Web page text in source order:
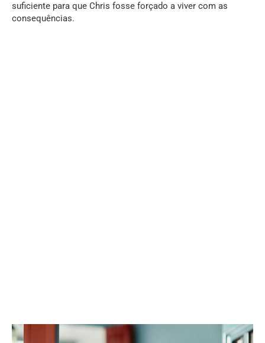
suficiente para que Chris fosse forçado a viver com as
consequências.